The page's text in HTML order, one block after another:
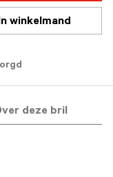
winkelmand
deze bril